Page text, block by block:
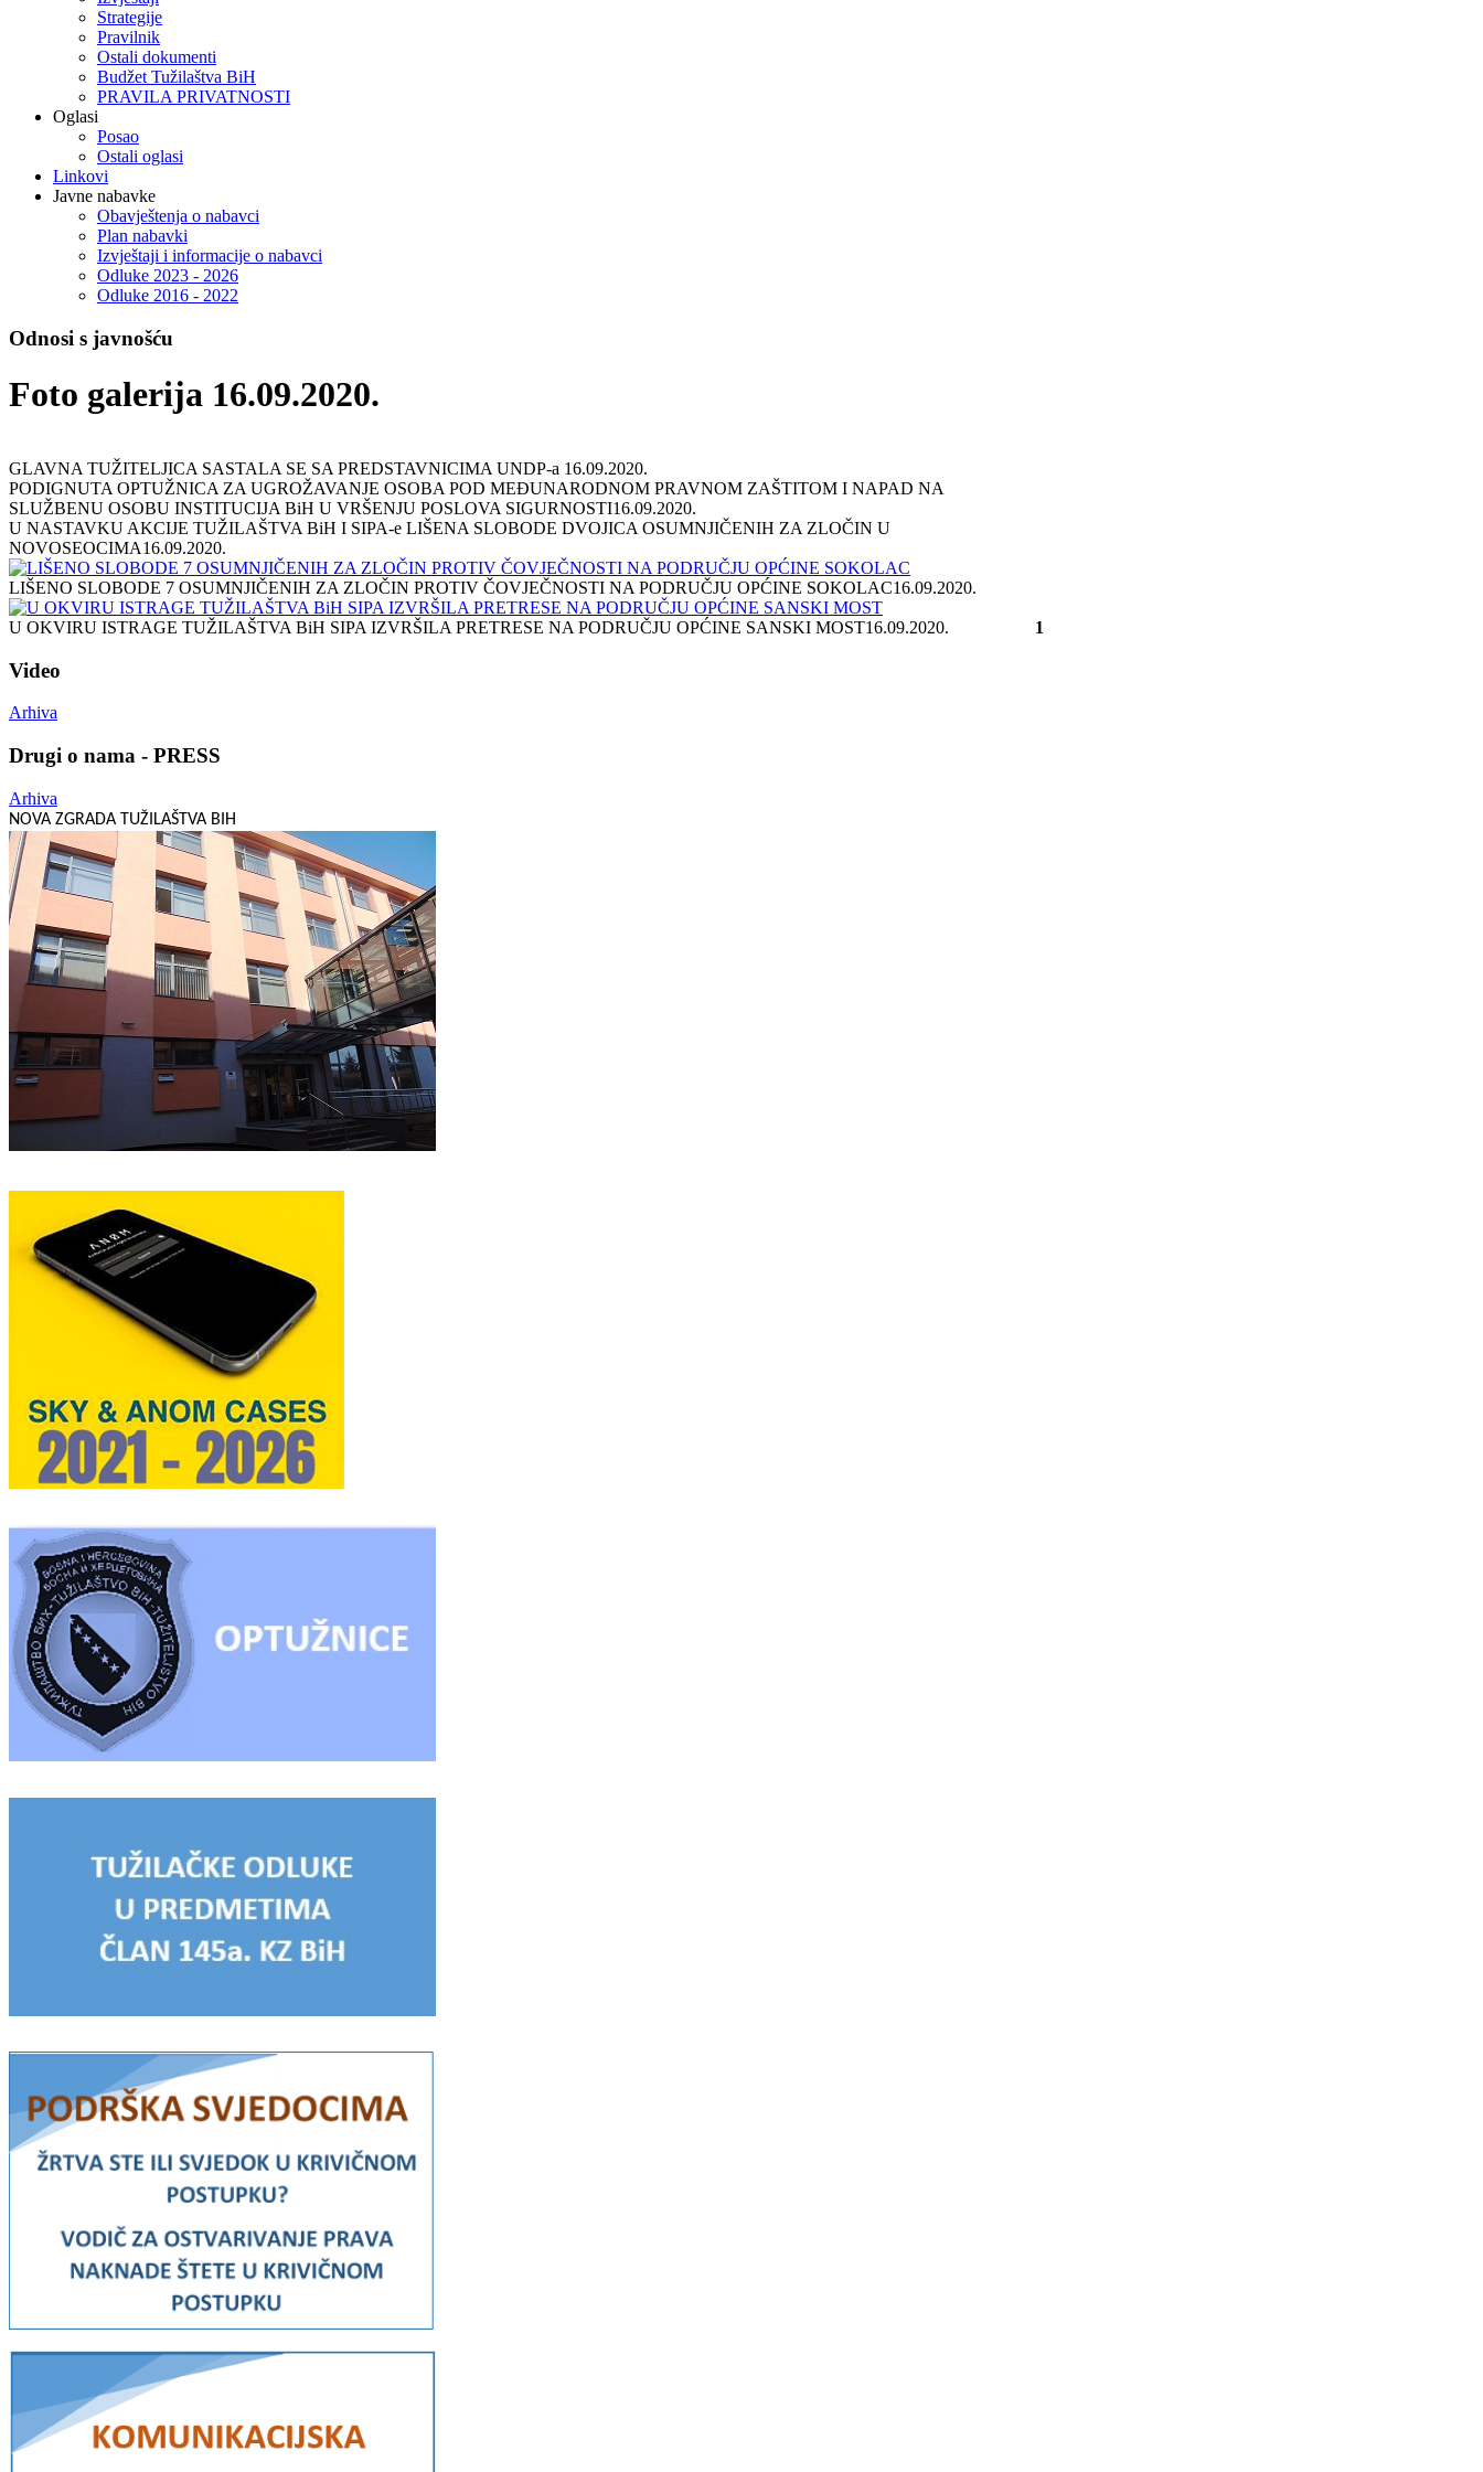
Strategije
Pravilnik
Ostali dokumenti
Budžet Tužilaštva BiH
PRAVILA PRIVATNOSTI
Oglasi
Posao
Ostali oglasi
Linkovi
Javne nabavke
Obavještenja o nabavci
Plan nabavki
Izvještaji i informacije o nabavci
Odluke 2023 - 2026
Odluke 2016 - 2022
Odnosi s javnošću
Foto galerija 16.09.2020.
GLAVNA TUŽITELJICA SASTALA SE SA PREDSTAVNICIMA UNDP-a 16.09.2020.
PODIGNUTA OPTUŽNICA ZA UGROŽAVANJE OSOBA POD MEĐUNARODNOM PRAVNOM ZAŠTITOM I NAPAD NA
SLUŽBENU OSOBU INSTITUCIJA BiH U VRŠENJU POSLOVA SIGURNOSTI16.09.2020.
U NASTAVKU AKCIJE TUŽILAŠTVA BiH I SIPA-e LIŠENA SLOBODE DVOJICA OSUMNJIČENIH ZA ZLOČIN U
NOVOSEOCIMA16.09.2020.
LIŠENO SLOBODE 7 OSUMNJIČENIH ZA ZLOČIN PROTIV ČOVJEČNOSTI NA PODRUČJU OPĆINE SOKOLAC16.09.2020.
U OKVIRU ISTRAGE TUŽILAŠTVA BiH SIPA IZVRŠILA PRETRESE NA PODRUČJU OPĆINE SANSKI MOST16.09.2020. 1
Video
Arhiva
Drugi o nama - PRESS
Arhiva
NOVA ZGRADA TUŽILAŠTVA BIH